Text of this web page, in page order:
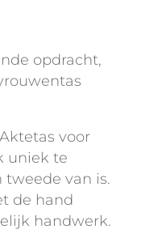
opdracht,
voor
uniek te
van is.
de hand
handwerk.